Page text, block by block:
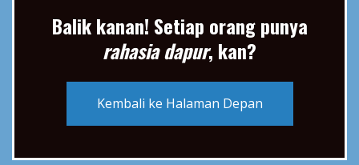
Balik kanan! Setiap orang punya
rahasia dapur, kan?
Kembali ke Halaman Depan